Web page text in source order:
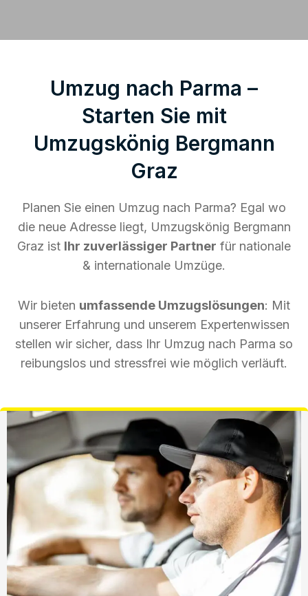
Umzug nach Parma –
Starten Sie mit
Umzugskönig Bergmann
Graz
Planen Sie einen Umzug nach Parma? Egal wo
die neue Adresse liegt, Umzugskönig Bergmann
Graz ist Ihr zuverlässiger Partner für nationale
& internationale Umzüge.
Wir bieten umfassende Umzugslösungen: Mit
unserer Erfahrung und unserem Expertenwissen
stellen wir sicher, dass Ihr Umzug nach Parma so
reibungslos und stressfrei wie möglich verläuft.